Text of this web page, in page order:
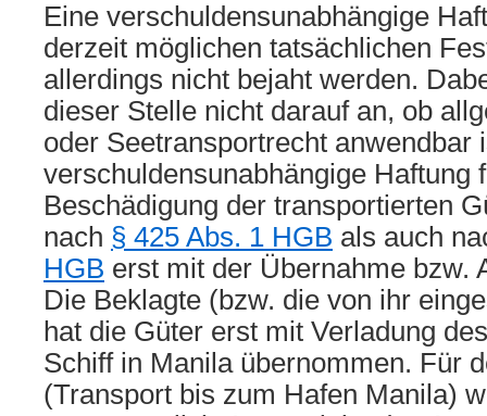
Eine verschuldensunabhängige
derzeit möglichen tatsächlichen
allerdings nicht bejaht werden.
dieser Stelle nicht darauf an, ob
oder Seetransportrecht anwendbar
verschuldensunabhängige Haftung
Beschädigung der transportierten
nach § 425 Abs. 1 HGB als auch
HGB erst mit der Übernahme bzw.
Die Beklagte (bzw. die von ihr
hat die Güter erst mit Verladung
Schiff in Manila übernommen. Für
(Transport bis zum Hafen Manila)